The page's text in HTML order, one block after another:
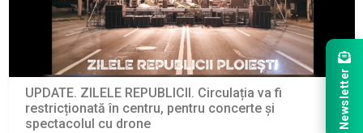
UPDATE. ZILELE REPUBLICII. Circulația va fi
restricționată în centru, pentru concerte și
spectacolul cu drone
Newsletter